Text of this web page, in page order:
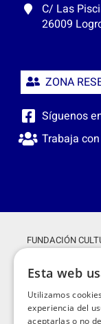
C/ Las
26009
ZONA
Síguenos
Trabaja
FUNDACIÓN
proyecto
Proyecto acogido
y
implantación
residencial en el
Esta web
Utilizamos
experiencia del
aceptarlas o no